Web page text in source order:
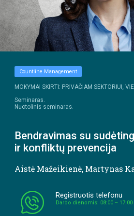
Countline Management
MOKYMAI SKIRTI: PRIVAČIAM SEKTORIUI,
Seminaras.
Nuotolinis seminaras.
Bendravimas su
ir konfliktų prevencija
Aistė Mažeikienė, Martynas
Registruotis telefonu
Darbo dienomis: 08:00 – 17:00